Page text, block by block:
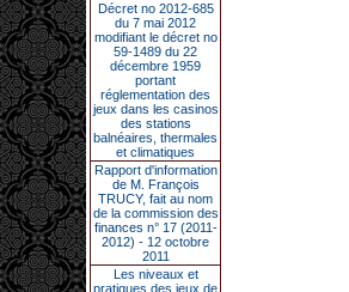
Décret no 2012-685
du 7 mai 2012
modifiant le décret no
59-1489 du 22
décembre 1959
portant
réglementation des
jeux dans les casinos
des stations
balnéaires, thermales
et climatiques
Rapport d'information
de M. François
TRUCY, fait au nom
de la commission des
finances n° 17 (2011-
2012) - 12 octobre
2011
Les niveaux et
pratiques des jeux de